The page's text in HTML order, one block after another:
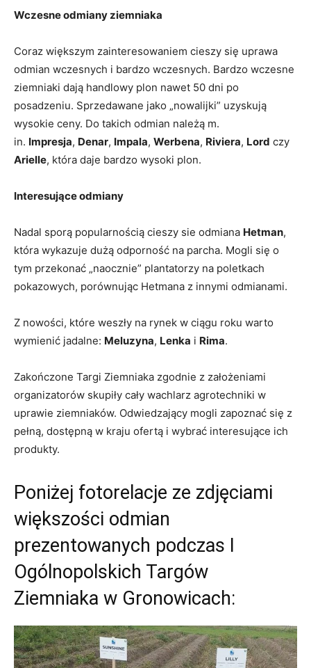
Wczesne odmiany ziemniaka
Coraz większym zainteresowaniem cieszy się uprawa
odmian wczesnych i bardzo wczesnych. Bardzo wczesne
ziemniaki dają handlowy plon nawet 50 dni po
posadzeniu. Sprzedawane jako „nowalijki” uzyskują
wysokie ceny. Do takich odmian należą m.
in. Impresja, Denar, Impala, Werbena, Riviera, Lord czy
Arielle, która daje bardzo wysoki plon.
Interesujące odmiany
Nadal sporą popularnością cieszy sie odmiana Hetman,
która wykazuje dużą odporność na parcha. Mogli się o
tym przekonać „naocznie” plantatorzy na poletkach
pokazowych, porównując Hetmana z innymi odmianami.
Z nowości, które weszły na rynek w ciągu roku warto
wymienić jadalne: Meluzyna, Lenka i Rima.
Zakończone Targi Ziemniaka zgodnie z założeniami
organizatorów skupiły cały wachlarz agrotechniki w
uprawie ziemniaków. Odwiedzający mogli zapoznać się z
pełną, dostępną w kraju ofertą i wybrać interesujące ich
produkty.
Poniżej fotorelacje ze zdjęciami
większości odmian
prezentowanych podczas I
Ogólnopolskich Targów
Ziemniaka w Gronowicach: